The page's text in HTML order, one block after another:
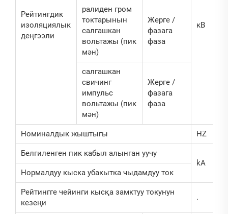
Рейтингдик
изоляциялык
деңгээли
кВ
ралиден гром
токтарынын
салгашкан
вольтажы (пик
мән)
Жерге /
фазага
фаза
салгашкан
свичинг
импульс
вольтажы (пик
мән)
Жерге /
фазага
фаза
Номиналдык жыштыгы HZ
Белгиленген пик кабыл алынган уучу
kA
Нормалдуу кыска убакытка чыдамдуу ток
Рейтингге чейинги кысқа замктуу токунун
кезеңи
.